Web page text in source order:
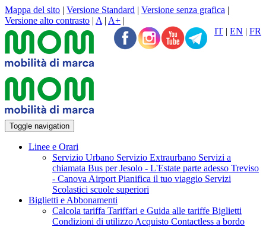
Mappa del sito | Versione Standard | Versione senza grafica |
Versione alto contrasto | A | A+ |
IT | EN | FR
Toggle navigation
Linee e Orari
Servizio Urbano Servizio Extraurbano Servizi a
chiamata Bus per Jesolo - L'Estate parte adesso Treviso
- Canova Airport Pianifica il tuo viaggio Servizi
Scolastici scuole superiori
Biglietti e Abbonamenti
Calcola tariffa Tariffari e Guida alle tariffe Biglietti
Condizioni di utilizzo Acquisto Contactless a bordo